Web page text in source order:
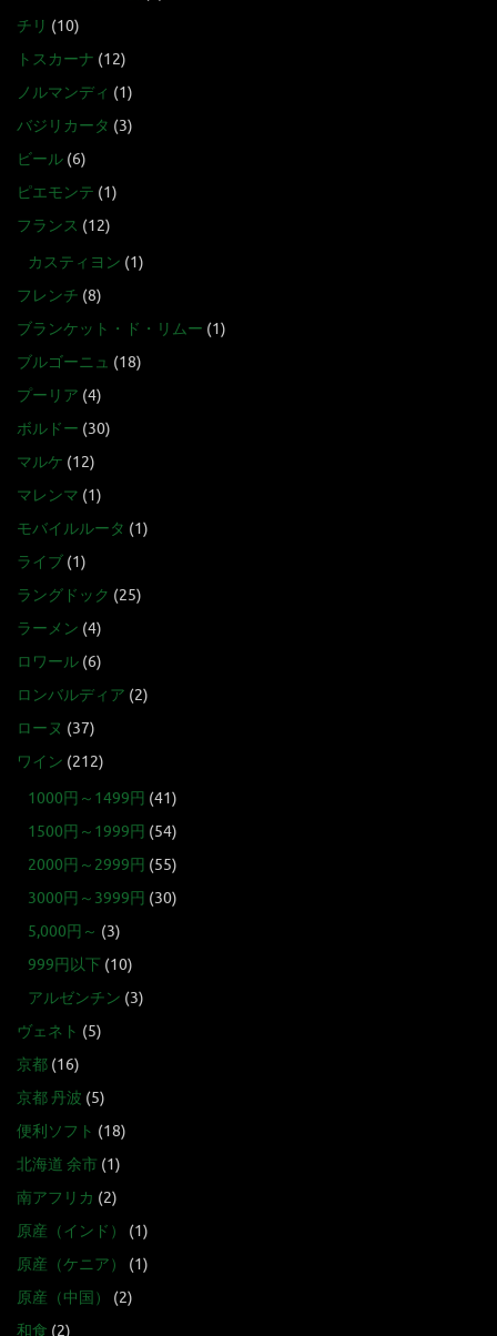
チリ (10)
トスカーナ (12)
ノルマンディ (1)
バジリカータ (3)
ビール (6)
ピエモンテ (1)
フランス (12)
カスティヨン (1)
フレンチ (8)
ブランケット・ド・リムー (1)
ブルゴーニュ (18)
プーリア (4)
ボルドー (30)
マルケ (12)
マレンマ (1)
モバイルルータ (1)
ライブ (1)
ラングドック (25)
ラーメン (4)
ロワール (6)
ロンバルディア (2)
ローヌ (37)
ワイン (212)
1000円～1499円 (41)
1500円～1999円 (54)
2000円～2999円 (55)
3000円～3999円 (30)
5,000円～ (3)
999円以下 (10)
アルゼンチン (3)
ヴェネト (5)
京都 (16)
京都 丹波 (5)
便利ソフト (18)
北海道 余市 (1)
南アフリカ (2)
原産（インド）
(1)
原産（ケニア）
(1)
原産（中国）
(2)
和食 (2)